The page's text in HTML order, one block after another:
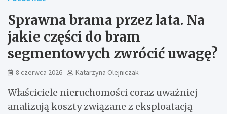
Sprawna brama przez lata. Na
jakie części do bram
segmentowych zwrócić uwagę?
8 czerwca 2026 Katarzyna Olejniczak
Właściciele nieruchomości coraz uważniej
analizują koszty związane z eksploatacją